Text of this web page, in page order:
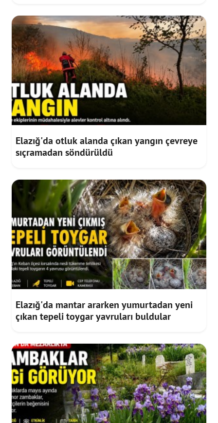
Elazığ'da otluk alanda çıkan yangın çevreye
sıçramadan söndürüldü
Elazığ'da mantar ararken yumurtadan yeni
çıkan tepeli toygar yavruları buldular